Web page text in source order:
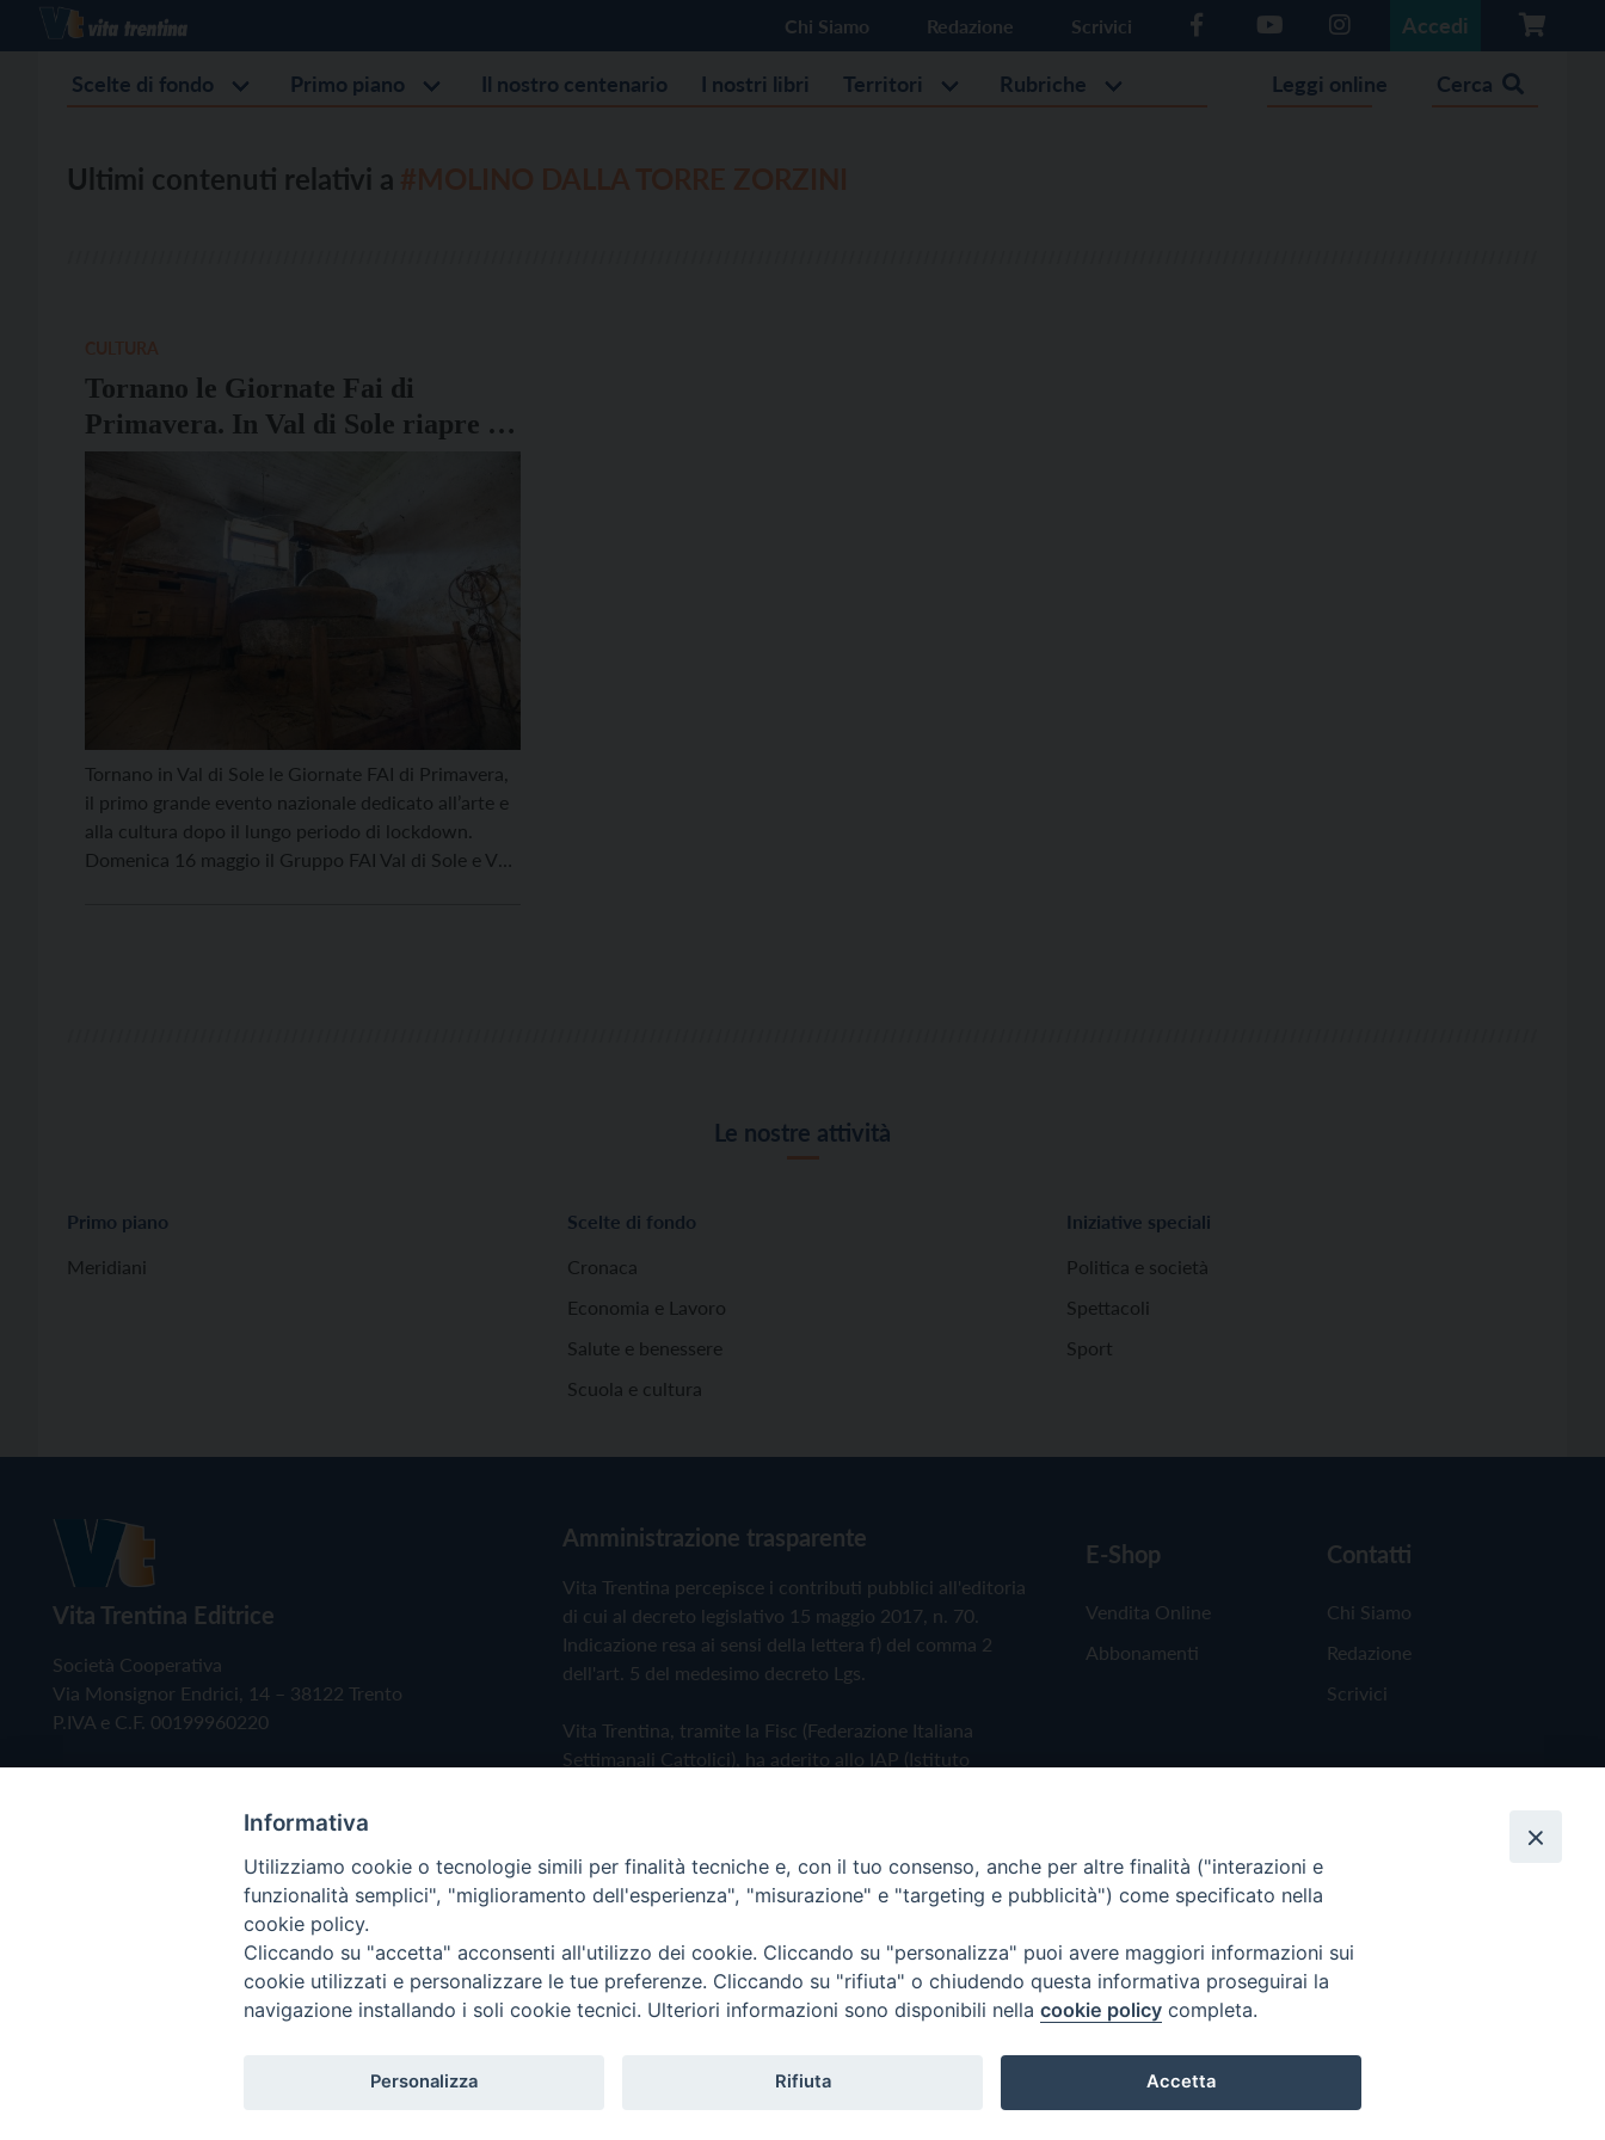
Chi Siamo Redazione Scrivici Accedi
Scelte di fondo Primo piano Il nostro centenario I nostri libri Territori Rubriche Leggi online Cerca
Ultimi contenuti relativi a
Tornano le Giornate Fai di
Primavera. In Val di Sole riapre il
molino Dalla Torre Zorzini
Tornano in Val di Sole le Giornate FAI di Primavera,
il primo grande evento nazionale dedicato all’arte e
alla cultura dopo il lungo periodo di lockdown.
Domenica 16 maggio il Gruppo FAI Val di Sole e Val
Le nostre attività
Primo piano
Meridiani
Scelte di fondo
Cronaca
Economia e Lavoro
Salute e benessere
Scuola e cultura
Iniziative speciali
Politica e società
Spettacoli
Sport
Vita Trentina Editrice
Società Cooperativa
Via Monsignor Endrici, 14 – 38122 Trento
P.IVA e C.F. 00199960220
Amministrazione trasparente
Vita Trentina percepisce i contributi pubblici all'editoria
di cui al decreto legislativo 15 maggio 2017, n. 70.
Indicazione resa ai sensi della lettera f) del comma 2
dell'art. 5 del medesimo decreto Lgs.
Vita Trentina, tramite la Fisc (Federazione Italiana
Settimanali Cattolici), ha aderito allo IAP (Istituto
Privacy Policy Cookie Policy
E-Shop
Vendita Online
Abbonamenti
Contatti
Chi Siamo
Redazione
Scrivici
Copyright © 2019 - Tutti i diritti riservati - Vita Trentina Editrice
Informativa
Utilizziamo cookie o tecnologie simili per finalità tecniche e, con il tuo consenso, anche per altre finalità ("interazioni e
funzionalità semplici", "miglioramento dell'esperienza", "misurazione" e "targeting e pubblicità") come specificato nella
cookie policy.
Cliccando su "accetta" acconsenti all'utilizzo dei cookie. Cliccando su "personalizza" puoi avere maggiori informazioni sui
cookie utilizzati e personalizzare le tue preferenze. Cliccando su "rifiuta" o chiudendo questa informativa proseguirai la
navigazione installando i soli cookie tecnici. Ulteriori informazioni sono disponibili nella cookie policy completa.
Personalizza Rifiuta Accetta